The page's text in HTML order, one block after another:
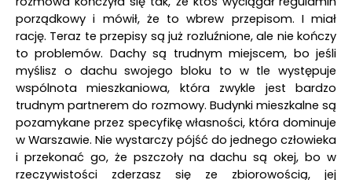
porządkowy i mówił, że to wbrew przepisom. I miał
rację. Teraz te przepisy są już rozluźnione, ale nie kończy
to problemów. Dachy są trudnym miejscem, bo jeśli
myślisz o dachu swojego bloku to w tle występuje
wspólnota mieszkaniowa, która zwykle jest bardzo
trudnym partnerem do rozmowy. Budynki mieszkalne są
pozamykane przez specyfikę własności, która dominuje
w Warszawie. Nie wystarczy pójść do jednego człowieka
i przekonać go, że pszczoły na dachu są okej, bo w
rzeczywistości zderzasz się ze zbiorowością, jej